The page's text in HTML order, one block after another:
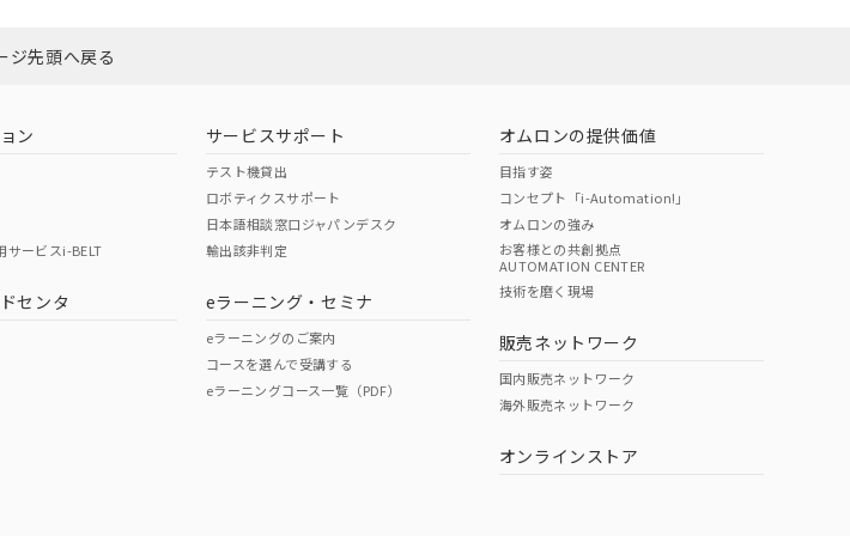
ジ先頭へ戻る
ン
サービスi-BELT
センタ
サービスサポート
テスト機貸出
ロボティクスサポート
日本語相談窓口ジャパンデスク
輸出該非判定
eラーニング・セミナ
eラーニングのご案内
コースを選んで受講する
eラーニングコース一覧（PDF）
オムロンの提供価値
目指す姿
コンセプト「i-Automation!」
オムロンの強み
お客様との共創拠点
AUTOMATION CENTER
技術を磨く現場
販売ネットワーク
国内販売ネットワーク
海外販売ネットワーク
オンラインストア